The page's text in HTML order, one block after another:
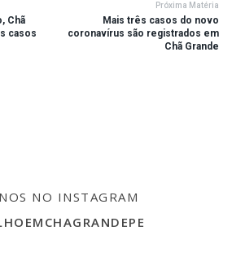
Chã
casos
Próxima Matéria
Mais três casos do novo
coronavírus são registrados em
Chã Grande
NO INSTAGRAM